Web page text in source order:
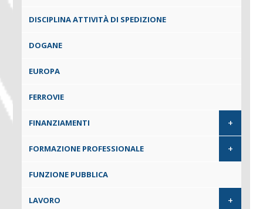
DISCIPLINA ATTIVITÀ DI SPEDIZIONE
DOGANE
EUROPA
FERROVIE
FINANZIAMENTI +
FORMAZIONE PROFESSIONALE +
FUNZIONE PUBBLICA
LAVORO +